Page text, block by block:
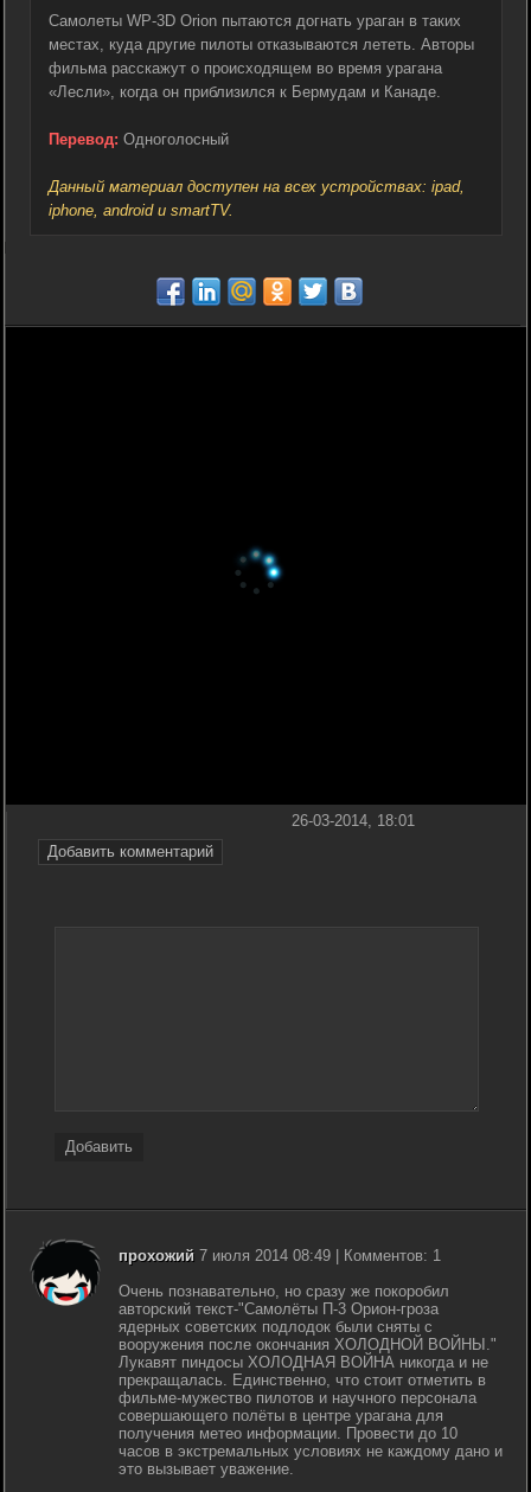
Самолеты WP-3D Orion пытаются догнать ураган в таких
местах, куда другие пилоты отказываются лететь. Авторы
фильма расскажут о происходящем во время урагана
«Лесли», когда он приблизился к Бермудам и Канаде.
Перевод: Одноголосный
Данный материал доступен на всех устройствах: ipad,
iphone, android и smartTV.
Добавить комментарий
26-03-2014, 18:01
Добавить
прохожий 7 июля 2014 08:49 | Комментов: 1
Очень познавательно, но сразу же покоробил
авторский текст-"Самолёты П-3 Орион-гроза
ядерных советских подлодок были сняты с
вооружения после окончания ХОЛОДНОЙ ВОЙНЫ."
Лукавят пиндосы ХОЛОДНАЯ ВОЙНА никогда и не
прекращалась. Единственно, что стоит отметить в
фильме-мужество пилотов и научного персонала
совершающего полёты в центре урагана для
получения метео информации. Провести до 10
часов в экстремальных условиях не каждому дано и
это вызывает уважение.